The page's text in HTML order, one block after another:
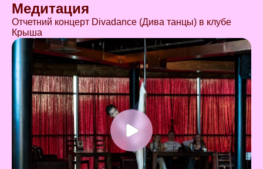
Медитация
Отчетний концерт Divadance (Дива танцы) в клубе
Крыша